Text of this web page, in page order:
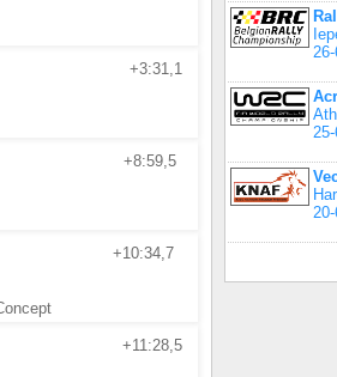
+3:31,1
+8:59,5
+10:34,7
+11:28,5